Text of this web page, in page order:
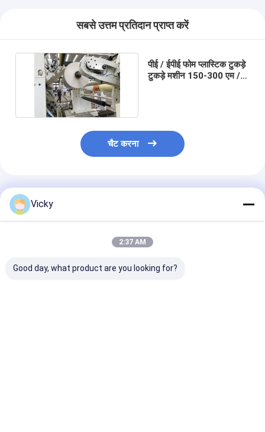
सबसे उत्तम प्रतिदान प्राप्त करें
पीई / ईपीई फोम प्लास्टिक टुकड़े
टुकड़े मशीन 150-300 एम /
चैट करना
अनुशंसित उत्पाद
Vicky
2:37 AM
Good day, what product are you looking for?